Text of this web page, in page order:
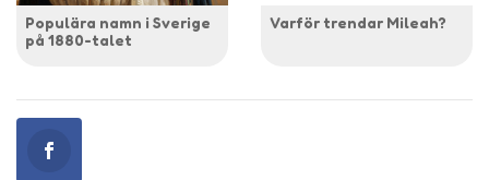
Populära namn i Sverige
på 1880-talet
Varför trendar Mileah?